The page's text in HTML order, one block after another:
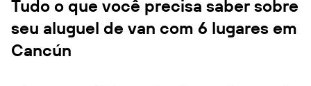
Tudo o que você precisa saber sobre
seu aluguel de van com 6 lugares em
Cancún